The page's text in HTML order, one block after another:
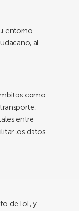
entorno.
al
como
entre
los datos
de IoT, y